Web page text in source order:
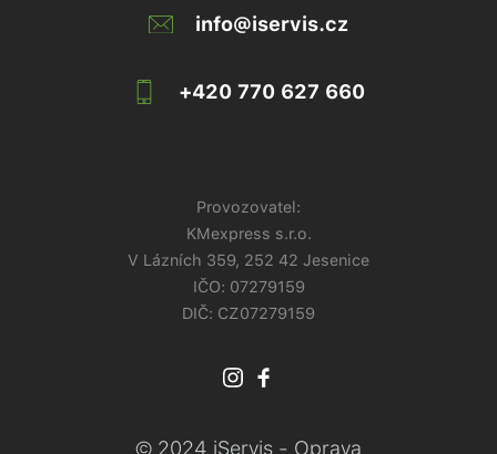
info@iservis.cz
+420 770 627 660
Provozovatel:
KMexpress s.r.o.
V Lázních 359, 252 42 Jesenice
IČO: 07279159
DIČ: CZ07279159
© 2024 iServis - Oprava